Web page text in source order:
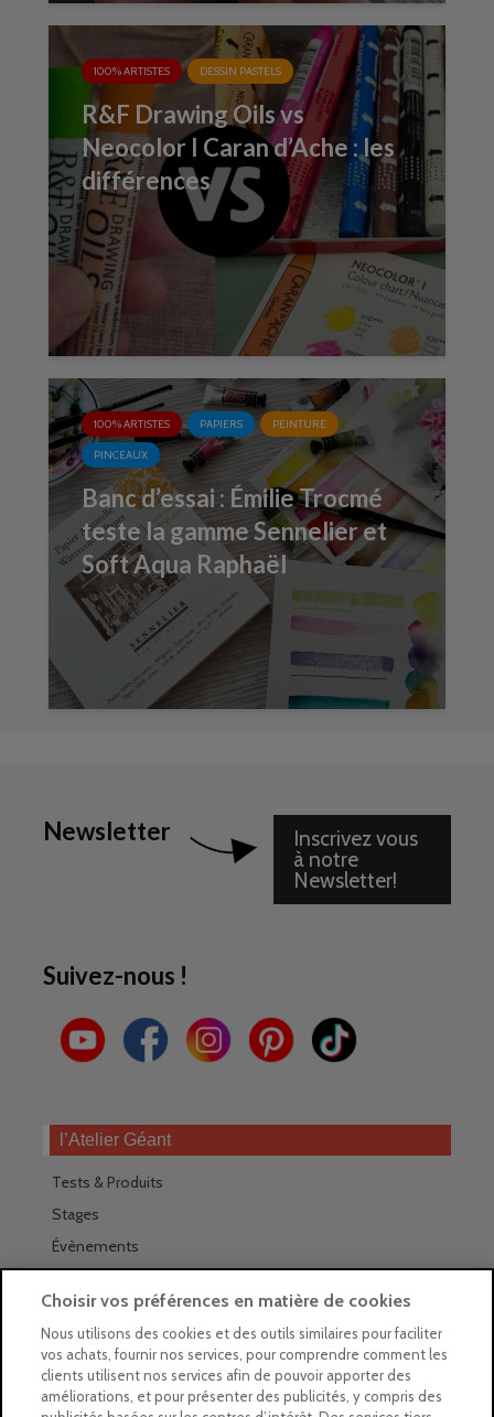
100% ARTISTES DESSIN PASTELS
R&F Drawing Oils vs
Neocolor I Caran d’Ache : les
différences
100% ARTISTES PAPIERS PEINTURE
PINCEAUX
Banc d’essai : Émilie Trocmé
teste la gamme Sennelier et
Soft Aqua Raphaël
Newsletter
Inscrivez vous
à notre
Newsletter!
Suivez-nous !
l’Atelier Géant
Tests & Produits
Stages
Évènements
Trouver nos magasins
La newsletter des magasins
Feuilleter le Guide
Choisir vos préférences en matière de cookies
Nous utilisons des cookies et des outils similaires pour faciliter
vos achats, fournir nos services, pour comprendre comment les
clients utilisent nos services afin de pouvoir apporter des
améliorations, et pour présenter des publicités, y compris des